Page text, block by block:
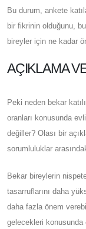
Bu durum, ankete
bir fikrinin olduğunu,
bireyler için ne kadar
AÇIKLAMA
Peki neden bekar
oranları konusunda
değiller? Olası bir
sorumluluklar
Bekar bireylerin
tasarruflarını daha
daha fazla önem
gelecekleri